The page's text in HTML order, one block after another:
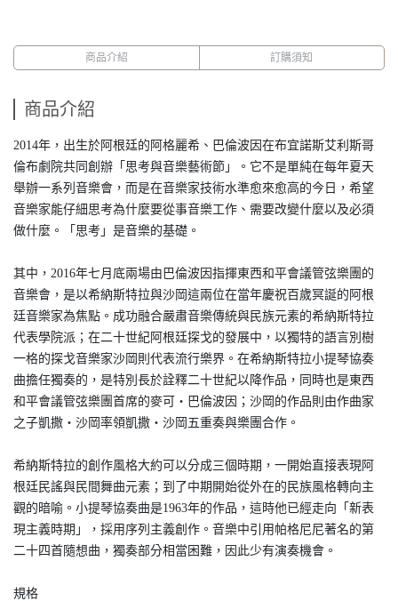
商品介紹 訂購須知
商品介紹
2014年，出生於阿根廷的阿格麗希、巴倫波因在布宜諾斯艾利斯哥
倫布劇院共同創辦「思考與音樂藝術節」。它不是單純在每年夏天
舉辦一系列音樂會，而是在音樂家技術水準愈來愈高的今日，希望
音樂家能仔細思考為什麼要從事音樂工作、需要改變什麼以及必須
做什麼。「思考」是音樂的基礎。
其中，2016年七月底兩場由巴倫波因指揮東西和平會議管弦樂團的
音樂會，是以希納斯特拉與沙岡這兩位在當年慶祝百歲冥誕的阿根
廷音樂家為焦點。成功融合嚴肅音樂傳統與民族元素的希納斯特拉
代表學院派；在二十世紀阿根廷探戈的發展中，以獨特的語言別樹
一格的探戈音樂家沙岡則代表流行樂界。在希納斯特拉小提琴協奏
曲擔任獨奏的，是特別長於詮釋二十世紀以降作品，同時也是東西
和平會議管弦樂團首席的麥可‧巴倫波因；沙岡的作品則由作曲家
之子凱撒‧沙岡率領凱撒‧沙岡五重奏與樂團合作。
希納斯特拉的創作風格大約可以分成三個時期，一開始直接表現阿
根廷民謠與民間舞曲元素；到了中期開始從外在的民族風格轉向主
觀的暗喻。小提琴協奏曲是1963年的作品，這時他已經走向「新表
現主義時期」，採用序列主義創作。音樂中引用帕格尼尼著名的第
二十四首隨想曲，獨奏部分相當困難，因此少有演奏機會。
規格